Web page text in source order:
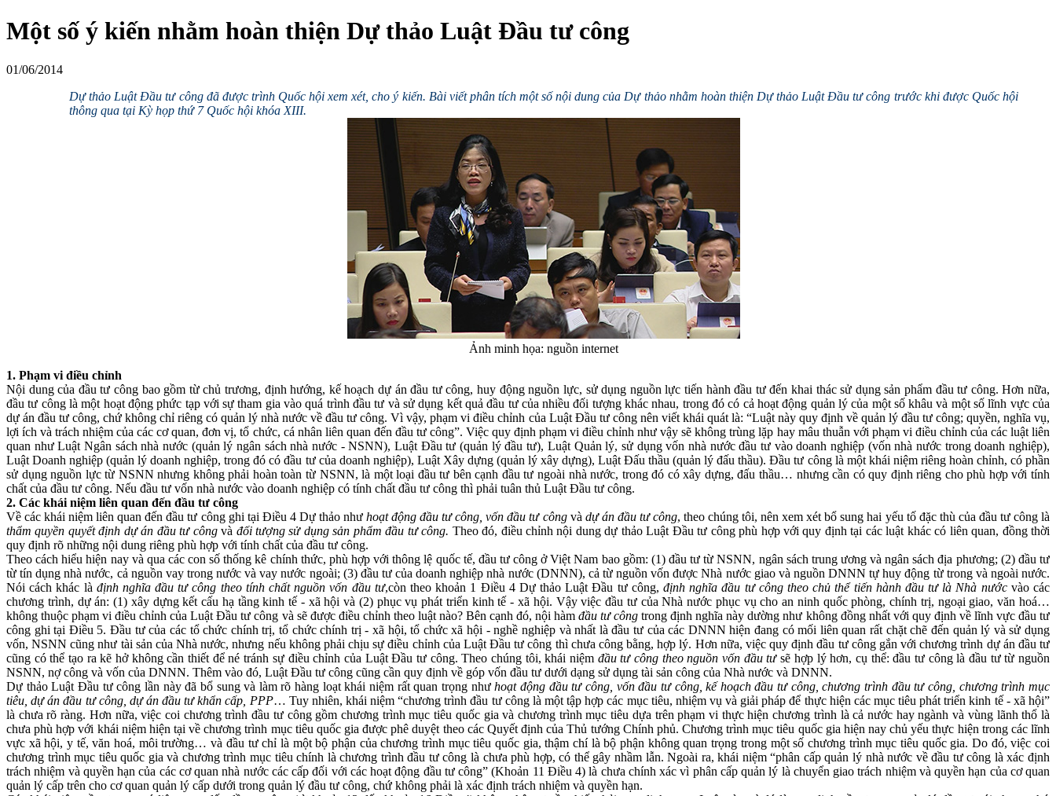
Một số ý kiến nhằm hoàn thiện Dự thảo Luật Đầu tư công
01/06/2014
Dự thảo Luật Đầu tư công đã được trình Quốc hội xem xét, cho ý kiến. Bài viết phân tích một số nội dung của Dự thảo nhằm hoàn thiện Dự thảo Luật Đầu tư công trước khi được Quốc hội
thông qua tại Kỳ họp thứ 7 Quốc hội khóa XIII.
Ảnh minh họa: nguồn internet
1. Phạm vi điều chỉnh
Nội dung của đầu tư công bao gồm từ chủ trương, định hướng, kế hoạch dự án đầu tư công, huy động nguồn lực, sử dụng nguồn lực tiến hành đầu tư đến khai thác sử dụng sản phẩm đầu tư công. Hơn nữa,
đầu tư công là một hoạt động phức tạp với sự tham gia vào quá trình đầu tư và sử dụng kết quả đầu tư của nhiều đối tượng khác nhau, trong đó có cả hoạt động quản lý của một số khâu và một số lĩnh vực của
dự án đầu tư công, chứ không chỉ riêng có quản lý nhà nước về đầu tư công. Vì vậy, phạm vi điều chỉnh của Luật Đầu tư công nên viết khái quát là: “Luật này quy định về quản lý đầu tư công; quyền, nghĩa vụ,
lợi ích và trách nhiệm của các cơ quan, đơn vị, tổ chức, cá nhân liên quan đến đầu tư công”. Việc quy định phạm vi điều chỉnh như vậy sẽ không trùng lặp hay mâu thuẫn với phạm vi điều chỉnh của các luật liên
quan như Luật Ngân sách nhà nước (quản lý ngân sách nhà nước - NSNN), Luật Đầu tư (quản lý đầu tư), Luật Quản lý, sử dụng vốn nhà nước đầu tư vào doanh nghiệp (vốn nhà nước trong doanh nghiệp),
Luật Doanh nghiệp (quản lý doanh nghiệp, trong đó có đầu tư của doanh nghiệp), Luật Xây dựng (quản lý xây dựng), Luật Đấu thầu (quản lý đấu thầu). Đầu tư công là một khái niệm riêng hoàn chỉnh, có phần
sử dụng nguồn lực từ NSNN nhưng không phải hoàn toàn từ NSNN, là một loại đầu tư bên cạnh đầu tư ngoài nhà nước, trong đó có xây dựng, đấu thầu… nhưng cần có quy định riêng cho phù hợp với tính
chất của đầu tư công. Nếu đầu tư vốn nhà nước vào doanh nghiệp có tính chất đầu tư công thì phải tuân thủ Luật Đầu tư công.
2. Các khái niệm liên quan đến đầu tư công
Về các khái niệm liên quan đến đầu tư công ghi tại Điều 4 Dự thảo nhưhoạt động đầu tư công, vốn đầu tư công và dự án đầu tư công, theo chúng tôi, nên xem xét bổ sung hai yếu tố đặc thù của đầu tư công là
thẩm quyền quyết định dự án đầu tư côngvà đối tượng sử dụng sản phẩm đầu tư công. Theo đó, điều chỉnh nội dung dự thảo Luật Đầu tư công phù hợp với quy định tại các luật khác có liên quan, đồng thời
quy định rõ những nội dung riêng phù hợp với tính chất của đầu tư công.
Theo cách hiểu hiện nay và qua các con số thống kê chính thức, phù hợp với thông lệ quốc tế, đầu tư công ở Việt Nam bao gồm: (1) đầu tư từ NSNN, ngân sách trung ương và ngân sách địa phương; (2) đầu tư
từ tín dụng nhà nước, cả nguồn vay trong nước và vay nước ngoài; (3) đầu tư của doanh nghiệp nhà nước (DNNN), cả từ nguồn vốn được Nhà nước giao và nguồn DNNN tự huy động từ trong và ngoài nước.
Nói cách khác là định nghĩa đầu tư công theo tính chất nguồn vốn đầu tư,còn theo khoản 1 Điều 4 Dự thảo Luật Đầu tư công,định nghĩa đầu tư công theo chủ thể tiến hành đầu tư là Nhà nước vào các
chương trình, dự án: (1) xây dựng kết cấu hạ tầng kinh tế - xã hội và (2) phục vụ phát triển kinh tế - xã hội. Vậy việc đầu tư của Nhà nước phục vụ cho an ninh quốc phòng, chính trị, ngoại giao, văn hoá…
không thuộc phạm vi điều chỉnh của Luật Đầu tư công và sẽ được điều chỉnh theo luật nào? Bên cạnh đó, nội hàmđầu tư công trong định nghĩa này dường như không đồng nhất với quy định về lĩnh vực đầu tư
công ghi tại Điều 5. Đầu tư của các tổ chức chính trị, tổ chức chính trị - xã hội, tổ chức xã hội - nghề nghiệp và nhất là đầu tư của các DNNN hiện đang có mối liên quan rất chặt chẽ đến quản lý và sử dụng
vốn, NSNN cũng như tài sản của Nhà nước, nhưng nếu không phải chịu sự điều chỉnh của Luật Đầu tư công thì chưa công bằng, hợp lý. Hơn nữa, việc quy định đầu tư công gắn với chương trình dự án đầu tư
cũng có thể tạo ra kẽ hở không cần thiết để né tránh sự điều chỉnh của Luật Đầu tư công. Theo chúng tôi, khái niệm đầu tư công theo nguồn vốn đầu tưsẽ hợp lý hơn, cụ thể: đầu tư công là đầu tư từ nguồn
NSNN, nợ công và vốn của DNNN. Thêm vào đó, Luật Đầu tư công cũng cần quy định về góp vốn đầu tư dưới dạng sử dụng tài sản công của Nhà nước và DNNN.
Dự thảo Luật Đầu tư công lần này đã bổ sung và làm rõ hàng loạt khái niệm rất quan trọng nhưhoạt động đầu tư công, vốn đầu tư công, kế hoạch đầu tư công, chương trình đầu tư công, chương trình mục
tiêu, dự án đầu tư công, dự án đầu tư khẩn cấp, PPP… Tuy nhiên, khái niệm “chương trình đầu tư công là một tập hợp các mục tiêu, nhiệm vụ và giải pháp để thực hiện các mục tiêu phát triển kinh tế - xã hội”
là chưa rõ ràng. Hơn nữa, việc coi chương trình đầu tư công gồm chương trình mục tiêu quốc gia và chương trình mục tiêu dựa trên phạm vi thực hiện chương trình là cả nước hay ngành và vùng lãnh thổ là
chưa phù hợp với khái niệm hiện tại về chương trình mục tiêu quốc gia được phê duyệt theo các Quyết định của Thủ tướng Chính phủ. Chương trình mục tiêu quốc gia hiện nay chủ yếu thực hiện trong các lĩnh
vực xã hội, y tế, văn hoá, môi trường… và đầu tư chỉ là một bộ phận của chương trình mục tiêu quốc gia, thậm chí là bộ phận không quan trọng trong một số chương trình mục tiêu quốc gia. Do đó, việc coi
chương trình mục tiêu quốc gia và chương trình mục tiêu chính là chương trình đầu tư công là chưa phù hợp, có thể gây nhầm lẫn. Ngoài ra, khái niệm “phân cấp quản lý nhà nước về đầu tư công là xác định
trách nhiệm và quyền hạn của các cơ quan nhà nước các cấp đối với các hoạt động đầu tư công” (Khoản 11 Điều 4) là chưa chính xác vì phân cấp quản lý là chuyển giao trách nhiệm và quyền hạn của cơ quan
quản lý cấp trên cho cơ quan quản lý cấp dưới trong quản lý đầu tư công, chứ không phải là xác định trách nhiệm và quyền hạn.